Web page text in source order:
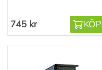
745 kr KÖP